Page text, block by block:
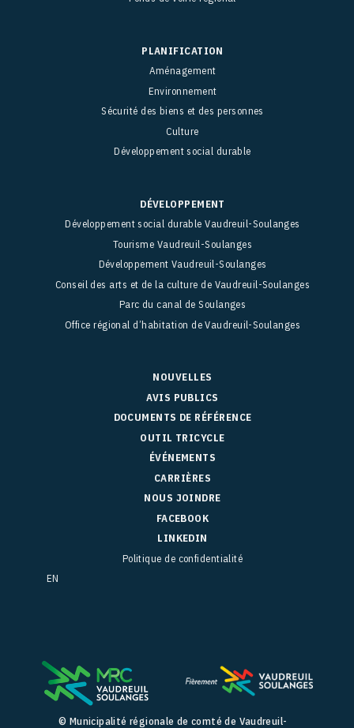
PLANIFICATION
Aménagement
Environnement
Sécurité des biens et des personnes
Culture
Développement social durable
DÉVELOPPEMENT
Développement social durable Vaudreuil-Soulanges
Tourisme Vaudreuil-Soulanges
Développement Vaudreuil-Soulanges
Conseil des arts et de la culture de Vaudreuil-Soulanges
Parc du canal de Soulanges
Office régional d’habitation de Vaudreuil-Soulanges
NOUVELLES
AVIS PUBLICS
DOCUMENTS DE RÉFÉRENCE
OUTIL TRICYCLE
ÉVÉNEMENTS
CARRIÈRES
NOUS JOINDRE
FACEBOOK
LINKEDIN
Politique de confidentialité
EN
© Municipalité régionale de comté de Vaudreuil-